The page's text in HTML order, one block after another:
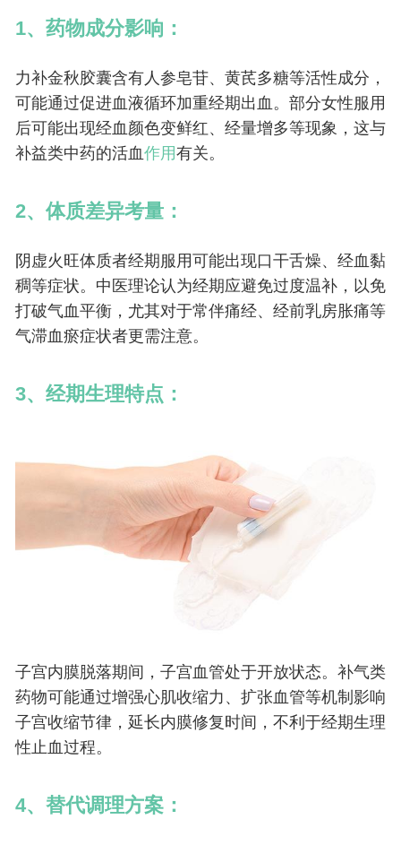
1、药物成分影响：
力补金秋胶囊含有人参皂苷、黄芪多糖等活性成分，
可能通过促进血液循环加重经期出血。部分女性服用
后可能出现经血颜色变鲜红、经量增多等现象，这与
补益类中药的活血作用有关。
2、体质差异考量：
阴虚火旺体质者经期服用可能出现口干舌燥、经血黏
稠等症状。中医理论认为经期应避免过度温补，以免
打破气血平衡，尤其对于常伴痛经、经前乳房胀痛等
气滞血瘀症状者更需注意。
3、经期生理特点：
子宫内膜脱落期间，子宫血管处于开放状态。补气类
药物可能通过增强心肌收缩力、扩张血管等机制影响
子宫收缩节律，延长内膜修复时间，不利于经期生理
性止血过程。
4、替代调理方案：